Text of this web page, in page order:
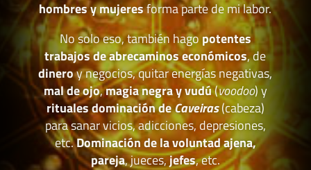
hombres y mujeresforma parte de mi labor.
No solo eso, también hagopotentes
trabajos de abrecaminos económicos, de
dineroy negocios, quitar energías negativas,
mal de ojo,magia negra y vudú(voodoo) y
rituales dominación deCaveiras(cabeza)
para sanar vicios, adicciones, depresiones,
etc.Dominación de la voluntad ajena,
pareja, jueces,jefes, etc.